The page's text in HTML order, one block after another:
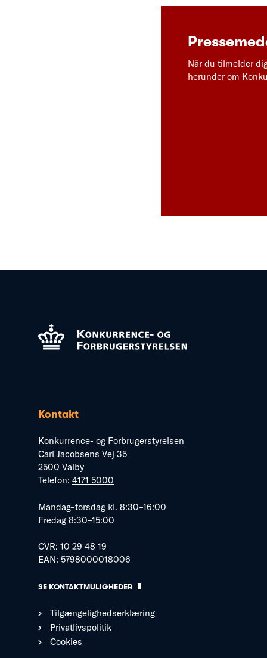
Når du tilmelder
herunder om
Kontakt
Konkurrence- og Forbrugerstyrelsen
Carl Jacobsens Vej 35
2500 Valby
Telefon: 4171 5000
Mandag–torsdag kl. 8:30–16:00
Fredag 8:30–15:00
CVR: 10 29 48 19
EAN: 5798000018006
SE KONTAKTMULIGHEDER
Tilgængelighedserklæring
Privatlivspolitik
Cookies